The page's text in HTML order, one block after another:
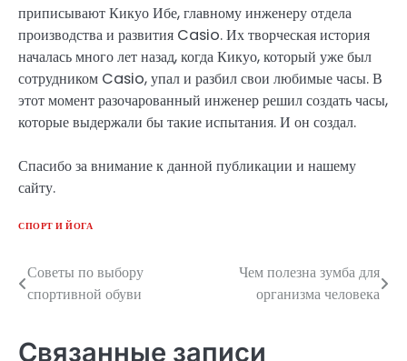
приписывают Кикуо Ибе, главному инженеру отдела
производства и развития Casio. Их творческая история
началась много лет назад, когда Кикуо, который уже был
сотрудником Casio, упал и разбил свои любимые часы. В
этот момент разочарованный инженер решил создать часы,
которые выдержали бы такие испытания. И он создал.
Спасибо за внимание к данной публикации и нашему
сайту.
СПОРТ И ЙОГА
Навигация
записям
Советы по выбору
спортивной обуви
Чем полезна зумба для
организма человека
Связанные записи